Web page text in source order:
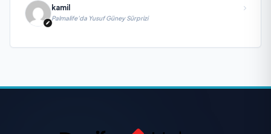
kamil
Palmalife’da Yusuf Güney Sürprizi